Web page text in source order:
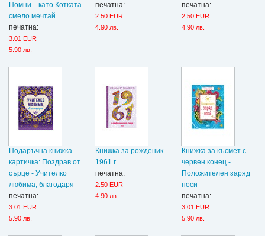
Помни... като Котката
смело мечтай
печатна:
3.01 EUR
5.90 лв.
печатна:
2.50 EUR
4.90 лв.
печатна:
2.50 EUR
4.90 лв.
Подаръчна книжка-
картичка: Поздрав от
сърце - Учителко
любима, благодаря
печатна:
3.01 EUR
5.90 лв.
Книжка за рожденик -
1961 г.
печатна:
2.50 EUR
4.90 лв.
Книжка за късмет с
червен конец -
Положителен заряд
носи
печатна:
3.01 EUR
5.90 лв.